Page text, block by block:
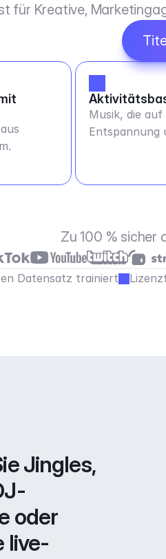
für Kreative,
Musik, die
Entspannung
Zu 100 % sicher
Datensatz trainiert
Jingles,
oder
live-